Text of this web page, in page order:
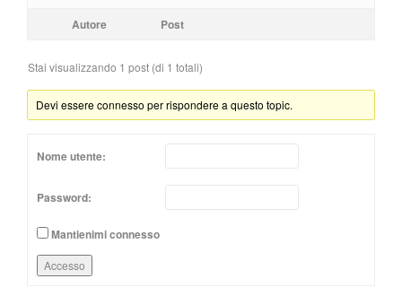
Autore Post
Stai visualizzando 1 post (di 1 totali)
Devi essere connesso per rispondere a questo topic.
Nome utente:
Password:
Mantienimi connesso
Accesso